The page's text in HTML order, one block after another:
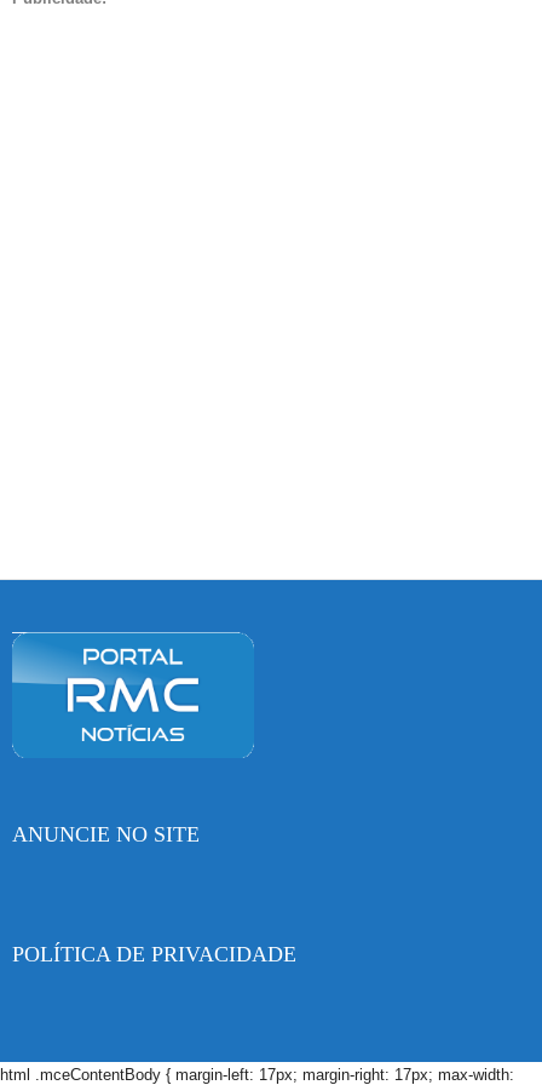
ANUNCIE NO SITE
POLÍTICA DE PRIVACIDADE
html .mceContentBody { margin-left: 17px; margin-right: 17px; max-width: